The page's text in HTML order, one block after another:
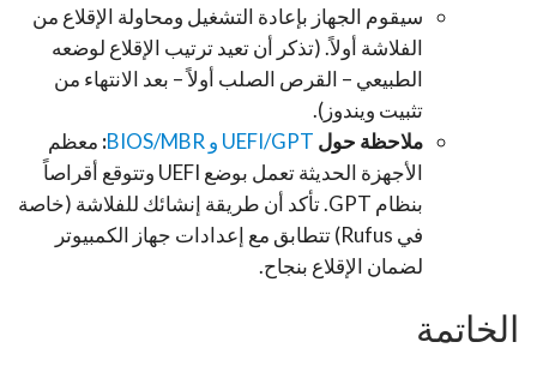
سيقوم الجهاز بإعادة التشغيل ومحاولة الإقلاع من
الفلاشة أولاً. (تذكر أن تعيد ترتيب الإقلاع لوضعه
الطبيعي – القرص الصلب أولاً – بعد الانتهاء من
تثبيت ويندوز).
ملاحظة حول UEFI/GPT و BIOS/MBR : معظم
الأجهزة الحديثة تعمل بوضع UEFI وتتوقع أقراصاً
بنظام GPT. تأكد أن طريقة إنشائك للفلاشة (خاصة
في Rufus) تتطابق مع إعدادات جهاز الكمبيوتر
لضمان الإقلاع بنجاح.
الخاتمة